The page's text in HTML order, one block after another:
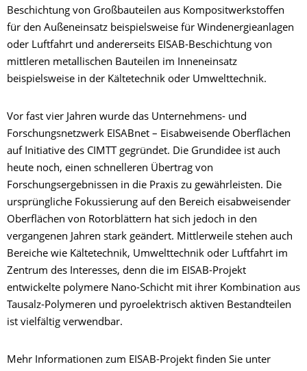
Beschichtung von Großbauteilen aus Kompositwerkstoffen
für den Außeneinsatz beispielsweise für Windenergieanlagen
oder Luftfahrt und andererseits EISAB-Beschichtung von
mittleren metallischen Bauteilen im Inneneinsatz
beispielsweise in der Kältetechnik oder Umwelttechnik.
Vor fast vier Jahren wurde das Unternehmens- und
Forschungsnetzwerk EISABnet – Eisabweisende Oberflächen
auf Initiative des CIMTT gegründet. Die Grundidee ist auch
heute noch, einen schnelleren Übertrag von
Forschungsergebnissen in die Praxis zu gewährleisten. Die
ursprüngliche Fokussierung auf den Bereich eisabweisender
Oberflächen von Rotorblättern hat sich jedoch in den
vergangenen Jahren stark geändert. Mittlerweile stehen auch
Bereiche wie Kältetechnik, Umwelttechnik oder Luftfahrt im
Zentrum des Interesses, denn die im EISAB-Projekt
entwickelte polymere Nano-Schicht mit ihrer Kombination aus
Tausalz-Polymeren und pyroelektrisch aktiven Bestandteilen
ist vielfältig verwendbar.
Mehr Informationen zum EISAB-Projekt finden Sie unter